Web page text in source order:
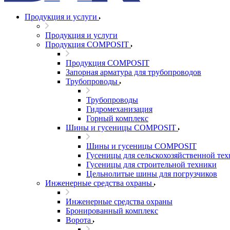
Продукция и услуги
Продукция и услуги
Продукция COMPOSIT
Продукция COMPOSIT
Запорная арматура для трубопроводов
Трубопроводы
Трубопроводы
Гидромеханизация
Горный комплекс
Шины и гусеницы COMPOSIT
Шины и гусеницы COMPOSIT
Гусеницы для сельскохозяйственной
Гусеницы для строительной техники
Цельнолитые шины для погрузчиков
Инженерные средства охраны
Инженерные средства охраны
Бронированный комплекс
Ворота